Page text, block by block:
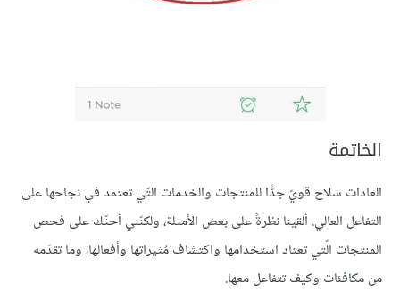
الخاتمة
العادات سلاح قويّ جدًّا للمنتجات والخدمات التّي تعتمد في نجاحها على
التفاعل العالي. ألقينا نظرةً على بعض الأمثلة، ولكنّني أحثّك على فحص
المنتجات الّتي تعتاد استخدامها واكتشاف مُثيراتها وأفعالها، وما تقدّمه
من مكافئات وكيف تتفاعل معها.